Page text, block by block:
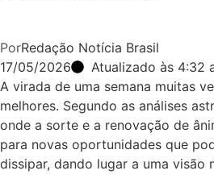
PorRedação Notícia Brasil
17/05/2026
Atualizado às 4:32
A virada de uma semana muitas
melhores. Segundo as análises
onde a sorte e a renovação de
para novas oportunidades que
dissipar, dando lugar a uma